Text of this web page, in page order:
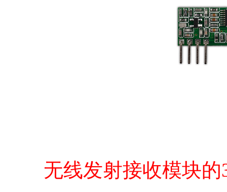
无线发射接收模块的